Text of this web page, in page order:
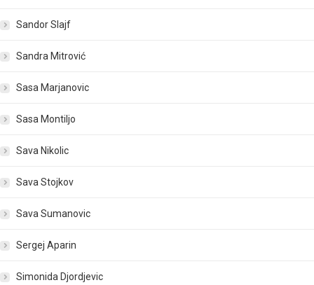
Sandor Slajf
Sandra Mitrović
Sasa Marjanovic
Sasa Montiljo
Sava Nikolic
Sava Stojkov
Sava Sumanovic
Sergej Aparin
Simonida Djordjevic